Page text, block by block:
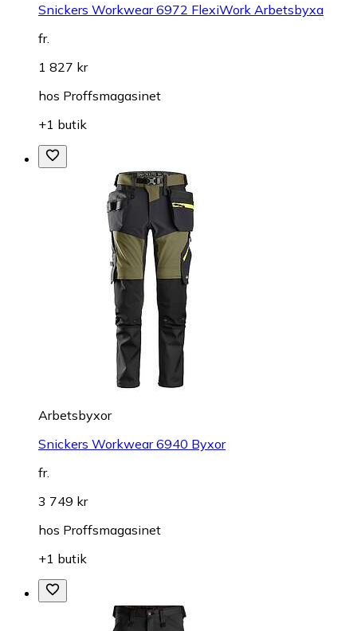
Snickers Workwear 6972 FlexiWork Arbetsbyxa
fr.
1 827 kr
hos Proffsmagasinet
+1 butik
Arbetsbyxor
Snickers Workwear 6940 Byxor
fr.
3 749 kr
hos Proffsmagasinet
+1 butik